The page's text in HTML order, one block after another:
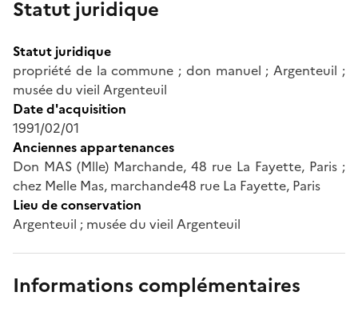
Statut juridique
Statut juridique
propriété de la commune ; don manuel ; Argenteuil ;
musée du vieil Argenteuil
Date d'acquisition
1991/02/01
Anciennes appartenances
Don MAS (Mlle) Marchande, 48 rue La Fayette, Paris ;
chez Melle Mas, marchande48 rue La Fayette, Paris
Lieu de conservation
Argenteuil ; musée du vieil Argenteuil
Informations complémentaires